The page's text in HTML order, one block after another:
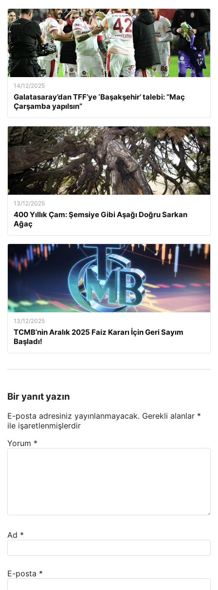
14/12/2025
Galatasaray’dan TFF’ye ‘Başakşehir’ talebi: “Maç
Çarşamba yapılsın”
13/12/2025
400 Yıllık Çam: Şemsiye Gibi Aşağı Doğru Sarkan
Ağaç
13/12/2025
TCMB’nin Aralık 2025 Faiz Kararı İçin Geri Sayım
Başladı!
Bir yanıt yazın
E-posta adresiniz yayınlanmayacak. Gerekli alanlar *
ile işaretlenmişlerdir
Yorum *
Ad *
E-posta *